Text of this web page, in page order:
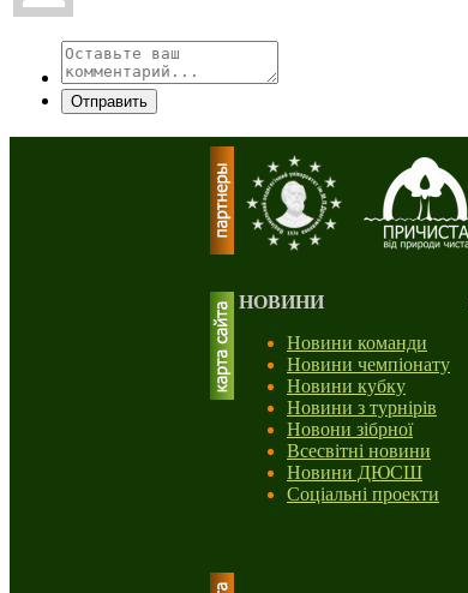
Отправить
НОВИНИ
Новини команди
Новини чемпіонату
Новини кубку
Новини з турнірів
Новони зібрної
Всесвітні новини
Новини ДЮСШ
Соціальні проекти